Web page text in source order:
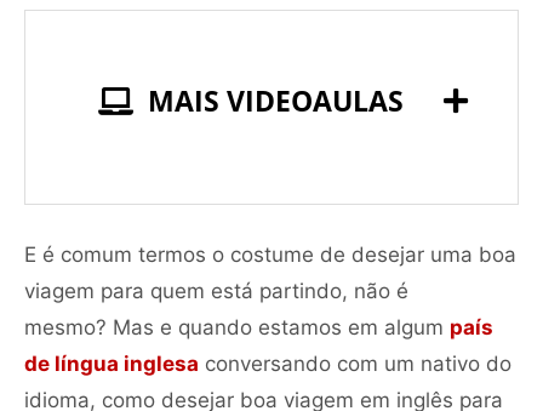
MAIS VIDEOAULAS
E é comum termos o costume de desejar uma boa
viagem para quem está partindo, não é
mesmo? Mas e quando estamos em algum país
de língua inglesa conversando com um nativo do
idioma, como desejar boa viagem em inglês para